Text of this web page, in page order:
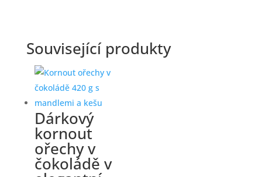
Související produkty
Dárkový
kornout
ořechy v
čokoládě v